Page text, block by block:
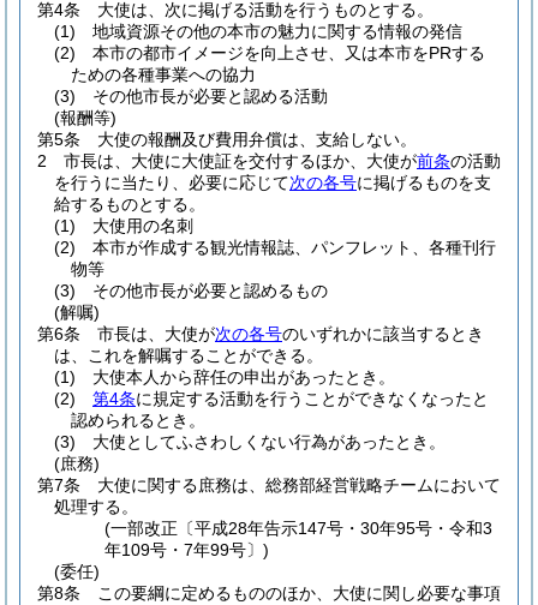
第4条
大使は、次に掲げる活動を行うものとする。
(1)
地域資源その他の本市の魅力に関する情報の発信
(2)
本市の都市イメージを向上させ、又は本市をPRする
ための各種事業への協力
(3)
その他市長が必要と認める活動
(報酬等)
第5条
大使の報酬及び費用弁償は、支給しない。
2
市長は、大使に大使証を交付するほか、大使が前条の活動
を行うに当たり、必要に応じて次の各号に掲げるものを支
給するものとする。
(1)
大使用の名刺
(2)
本市が作成する観光情報誌、パンフレット、各種刊行
物等
(3)
その他市長が必要と認めるもの
(解嘱)
第6条
市長は、大使が次の各号のいずれかに該当するとき
は、これを解嘱することができる。
(1)
大使本人から辞任の申出があったとき。
(2)
第4条に規定する活動を行うことができなくなったと
認められるとき。
(3)
大使としてふさわしくない行為があったとき。
(庶務)
第7条
大使に関する庶務は、総務部経営戦略チームにおいて
処理する。
(一部改正〔平成28年告示147号・30年95号・令和3
年109号・7年99号〕)
(委任)
第8条
この要綱に定めるもののほか、大使に関し必要な事項